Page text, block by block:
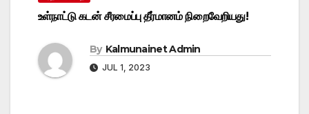
உள்நாட்டு கடன் சீரமைப்பு தீர்மானம் நிறைவேறியது!
By Kalmunainet Admin
JUL 1, 2023